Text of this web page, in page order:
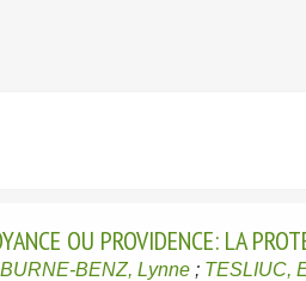
OU PROVIDENCE: LA
BENZ, Lynne ; TESLIUC,